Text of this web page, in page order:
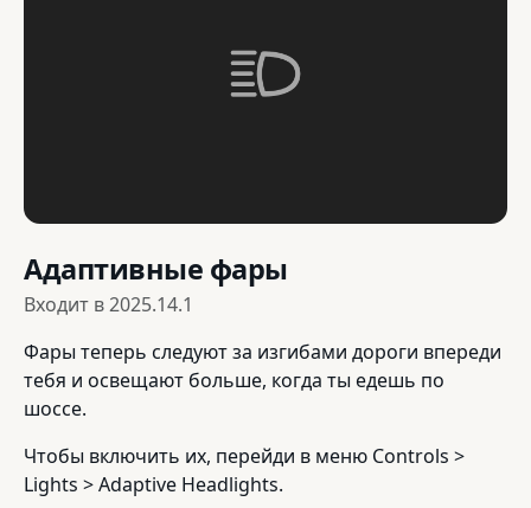
Адаптивные фары
Входит в2025.14.1
Фары теперь следуют за изгибами дороги впереди
тебя и освещают больше, когда ты едешь по
шоссе.
Чтобы включить их, перейди в меню Controls >
Lights > Adaptive Headlights.